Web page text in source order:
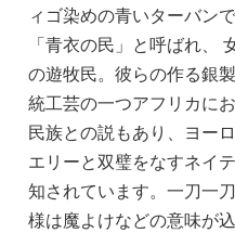
ィゴ染めの青いターバン
「青衣の民」と呼ばれ、
の遊牧民。彼らの作る銀
統工芸の一つアフリカに
民族との説もあり、ヨー
エリーと双璧をなすネイ
知されています。一刀一
様は魔よけなどの意味が